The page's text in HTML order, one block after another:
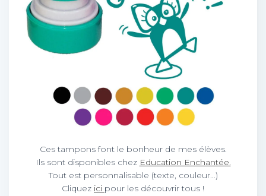
Ces tampons font le bonheur de mes élèves.
Ils sont disponibles chez Education Enchantée.
Tout est personnalisable (texte, couleur…)
Cliquez ici pour les découvrir tous !